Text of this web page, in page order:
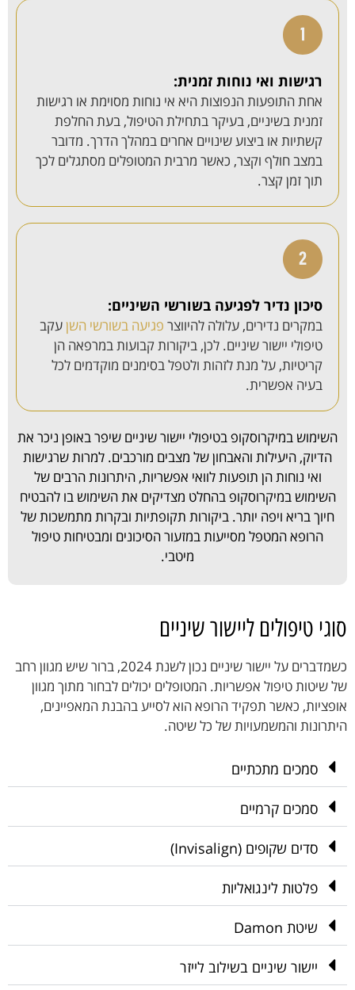
רגישות ואי נוחות זמנית:
אחת התופעות הנפוצות היא אי נוחות מסוימת או רגישות
זמנית בשיניים, בעיקר בתחילת הטיפול, בעת החלפת
קשתיות או ביצוע שינויים אחרים במהלך הדרך. מדובר
במצב חולף וקצר, כאשר מרבית המטופלים מסתגלים לכך
תוך זמן קצר.
סיכון נדיר לפגיעה בשורשי השיניים:
במקרים נדירים, עלולה להיווצר פגיעה בשורשי השןעקב
טיפולי יישור שיניים. לכן, ביקורות קבועות במרפאה הן
קריטיות, על מנת לזהות ולטפל בסימנים מוקדמים לכל
בעיה אפשרית.
השימוש במיקרוסקופ בטיפולי יישור שיניים שיפר באופן ניכר את
הדיוק, היעילות והאבחון של מצבים מורכבים. למרות שרגישות
ואי נוחות הן תופעות לוואי אפשריות, היתרונות הרבים של
השימוש במיקרוסקופ בהחלט מצדיקים את השימוש בו להבטיח
חיוך בריא ויפה יותר. ביקורות תקופתיות ובקרות מתמשכות של
הרופא המטפל מסייעות במזעור הסיכונים ומבטיחות טיפול
מיטבי.
סוגי טיפולים ליישור שיניים
כשמדברים על יישור שיניים נכון לשנת 2024, ברור שיש מגוון רחב
של שיטות טיפול אפשריות. המטופלים יכולים לבחור מתוך מגוון
אופציות, כאשר תפקיד הרופא הוא לסייע בהבנת המאפיינים,
היתרונות והמשמעויות של כל שיטה.
סמכים מתכתיים
סמכים קרמיים
סדים שקופים (Invisalign)
פלטות לינגואליות
שיטת Damon
יישור שיניים בשילוב לייזר